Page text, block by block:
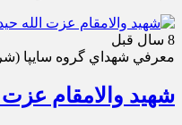
8 سال قبل
معرفي شهداي گروه سايپا
شهید والامقام عزت